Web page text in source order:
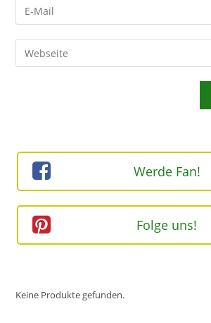
oder
zum
Kommentieren
Gib
deine
E-
Mail-
Gib
deine
Werde Fan!
Folge uns!
Keine Produkte gefunden.